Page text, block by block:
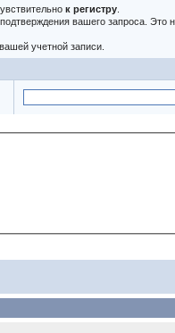
к регистру
вашего запроса.
учетной записи.